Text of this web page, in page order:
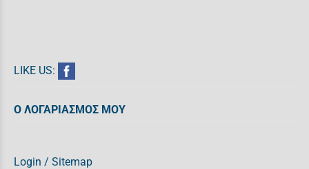
LIKE US:
Ο ΛΟΓΑΡΙΑΣΜΟΣ ΜΟΥ
Login / Sitemap